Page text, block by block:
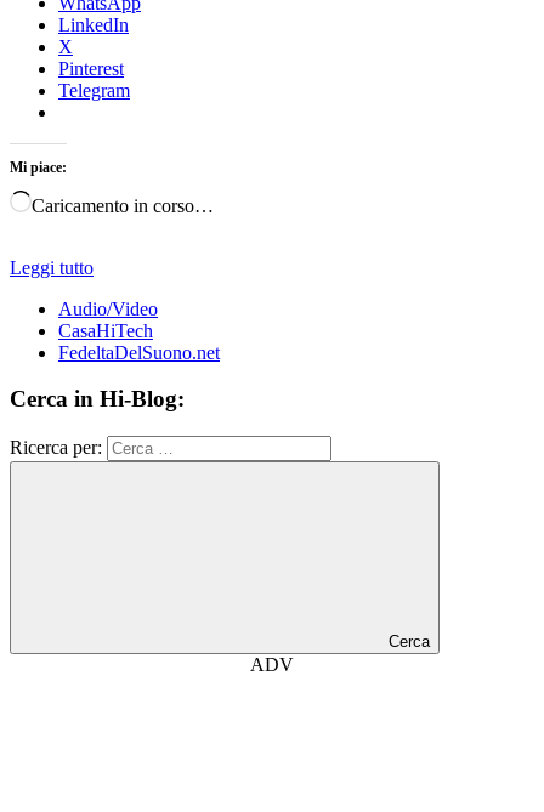
LinkedIn
X
Pinterest
Telegram
Mi piace:
Caricamento in corso…
Leggi tutto
Audio/Video
CasaHiTech
FedeltaDelSuono.net
Cerca in Hi-Blog:
Ricerca per:
Cerca
ADV